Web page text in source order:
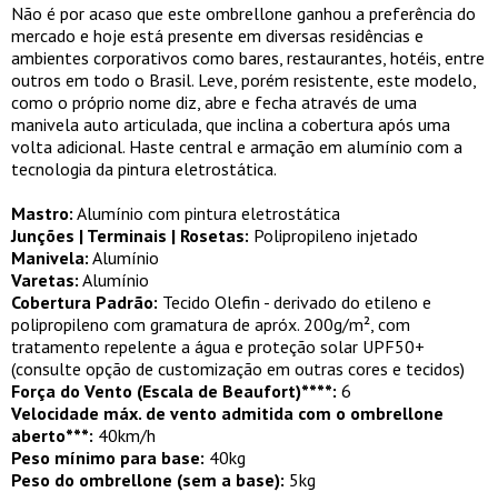
Não é por acaso que este ombrellone ganhou a preferência do
mercado e hoje está presente em diversas residências e
ambientes corporativos como bares, restaurantes, hotéis, entre
outros em todo o Brasil. Leve, porém resistente, este modelo,
como o próprio nome diz, abre e fecha através de uma
manivela auto articulada, que inclina a cobertura após uma
volta adicional. Haste central e armação em alumínio com a
tecnologia da pintura eletrostática.
Mastro: Alumínio com pintura eletrostática
Junções | Terminais | Rosetas: Polipropileno injetado
Manivela: Alumínio
Varetas: Alumínio
Cobertura Padrão: Tecido Olefin - derivado do etileno e
polipropileno com gramatura de apróx. 200g/m², com
tratamento repelente a água e proteção solar UPF50+
(consulte opção de customização em outras cores e tecidos)
Força do Vento (Escala de Beaufort)****: 6
Velocidade máx. de vento admitida com o ombrellone
aberto***: 40km/h
Peso mínimo para base: 40kg
Peso do ombrellone (sem a base): 5kg